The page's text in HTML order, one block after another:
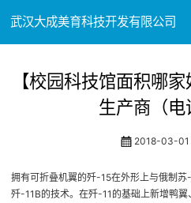
武汉大成美育科技开发有限公司
【校园科技馆面积哪
生产商（电
2018-03-
拥有可折叠机翼的歼-15在外形上与俄制
歼-11B的技术。在歼-11的基础上新增鸭